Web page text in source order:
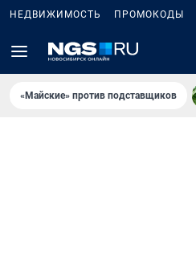
НЕДВИЖИМОСТЬ ПРОМОКОДЫ
«Майские» против подставщиков